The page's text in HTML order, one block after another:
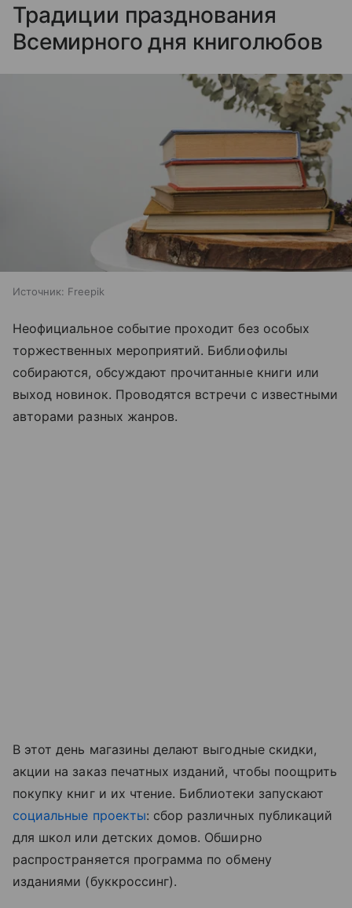
Традиции празднования
Всемирного дня книголюбов
Источник: Freepik
Неофициальное событие проходит без особых
торжественных мероприятий. Библиофилы
собираются, обсуждают прочитанные книги или
выход новинок. Проводятся встречи с известными
авторами разных жанров.
В этот день магазины делают выгодные скидки,
акции на заказ печатных изданий, чтобы поощрить
покупку книг и их чтение. Библиотеки запускают
социальные проекты: сбор различных публикаций
для школ или детских домов. Обширно
распространяется программа по обмену
изданиями (буккроссинг).